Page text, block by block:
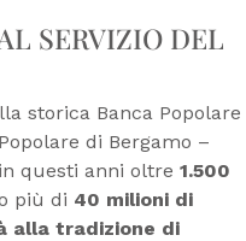
SERVIZIO DEL
storica Banca Popolare
di Bergamo –
questi anni oltre 1.500
più di 40 milioni di
alla tradizione di